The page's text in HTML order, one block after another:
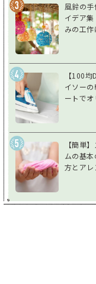
風鈴の手
イデア
みの工
過ごそう
【100均
イソーの
ートで
意点を
【簡単
ムの基本
方とアレ
う！